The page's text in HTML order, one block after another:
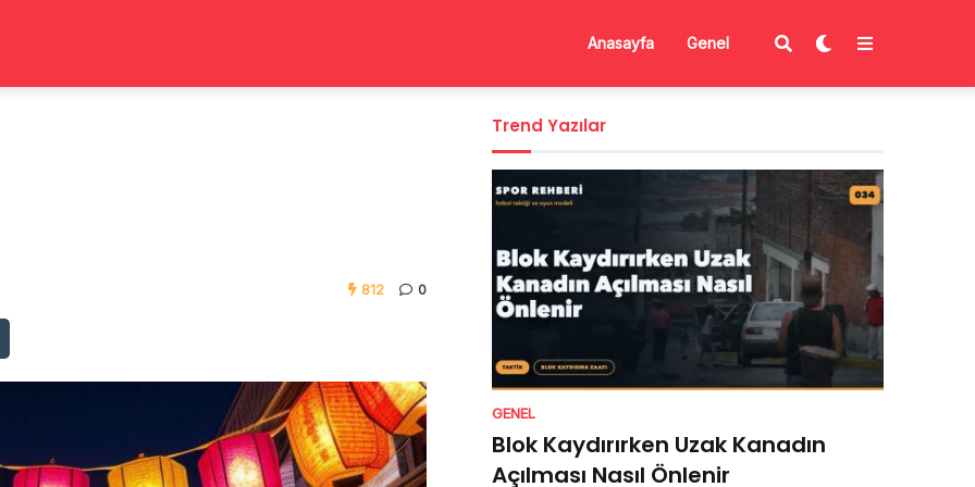
Anasayfa Genel
812 0
Trend Yazılar
GENEL
Blok Kaydırırken Uzak Kanadın
Açılması Nasıl Önlenir